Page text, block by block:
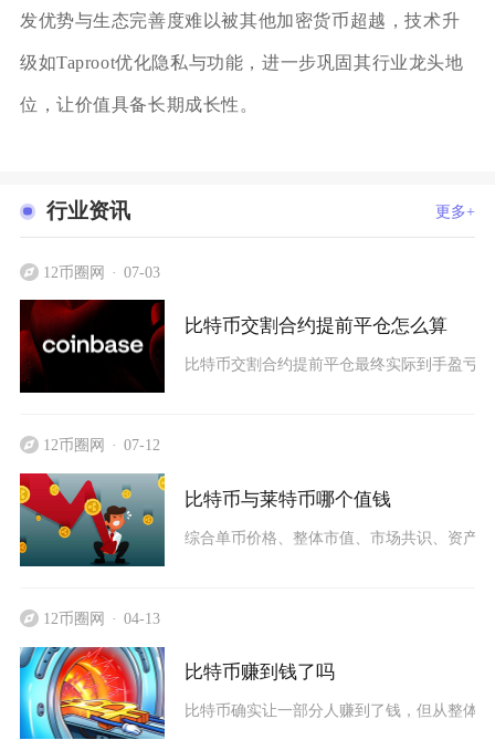
发优势与生态完善度难以被其他加密货币超越，技术升
级如Taproot优化隐私与功能，进一步巩固其行业龙头地
位，让价值具备长期成长性。
行业资讯 更多+
12币圈网 07-03
比特币交割合约提前平仓怎么算
比特币交割合约提前平仓最终实际到手盈亏
12币圈网 07-12
比特币与莱特币哪个值钱
综合单币价格、整体市值、市场共识、资产
12币圈网 04-13
比特币赚到钱了吗
比特币确实让一部分人赚到了钱，但从整体